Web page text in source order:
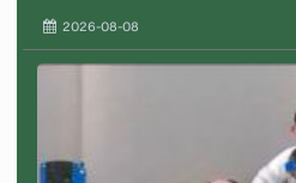
2026-08-08